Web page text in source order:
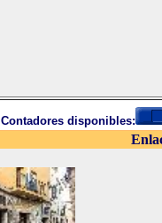
Contadores disponibles: